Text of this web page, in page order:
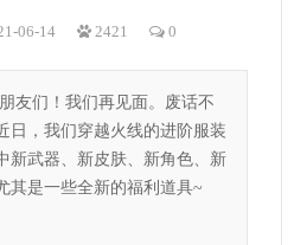
06-14 2421 0
友们！我们再见面。废话不
日，我们穿越火线的进阶服装
新武器、新皮肤、新角色、新
其是一些全新的福利道具~